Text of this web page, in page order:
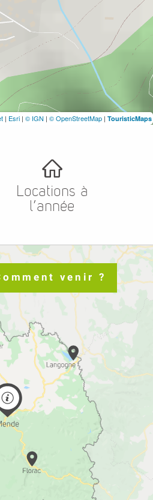
| Esri | © IGN | © OpenStreetMap | TouristicMaps
Locations à
l’année
venir ?